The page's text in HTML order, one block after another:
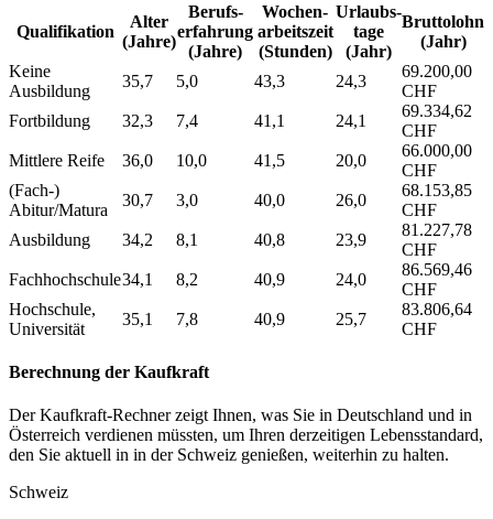
Qualifikation
Alter
(Jahre)
Berufs­
erfahrung
(Jahre)
Wochen­
arbeitszeit
(Stunden)
Urlaubs­
tage
(Jahr)
Bruttolohn
(Jahr)
Keine
Ausbildung
35,7 5,0 43,3 24,3
69.200,00
CHF
Fortbildung
32,3 7,4 41,1 24,1
69.334,62
CHF
Mittlere Reife
36,0 10,0 41,5 20,0
66.000,00
CHF
(Fach-)
Abitur/Matura
30,7 3,0 40,0 26,0
68.153,85
CHF
Ausbildung
34,2 8,1 40,8 23,9
81.227,78
CHF
Fachhochschule34,1 8,2 40,9 24,0
86.569,46
CHF
Hochschule,
Universität
35,1 7,8 40,9 25,7
83.806,64
CHF
Berechnung der Kaufkraft
Der Kaufkraft-Rechner zeigt Ihnen, was Sie in Deutschland und in
Österreich verdienen müssten, um Ihren derzeitigen Lebensstandard,
den Sie aktuell in in der Schweiz genießen, weiterhin zu halten.
Schweiz